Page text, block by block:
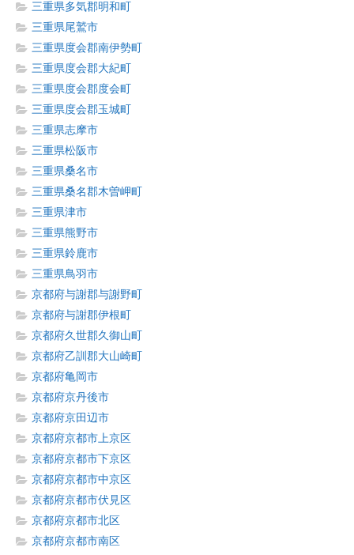
三重県多気郡明和町
三重県尾鷲市
三重県度会郡南伊勢町
三重県度会郡大紀町
三重県度会郡度会町
三重県度会郡玉城町
三重県志摩市
三重県松阪市
三重県桑名市
三重県桑名郡木曽岬町
三重県津市
三重県熊野市
三重県鈴鹿市
三重県鳥羽市
京都府与謝郡与謝野町
京都府与謝郡伊根町
京都府久世郡久御山町
京都府乙訓郡大山崎町
京都府亀岡市
京都府京丹後市
京都府京田辺市
京都府京都市上京区
京都府京都市下京区
京都府京都市中京区
京都府京都市伏見区
京都府京都市北区
京都府京都市南区